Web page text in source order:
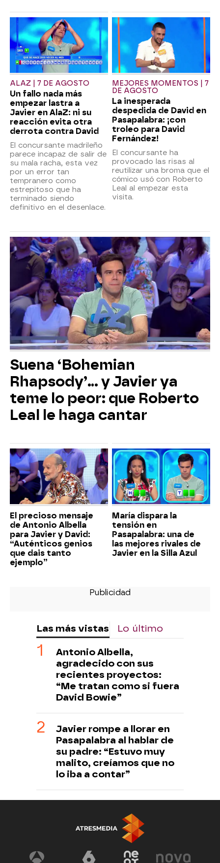
ALAZ | 7 DE AGOSTO
Un fallo nada más
empezar lastra a
Javier en AlaZ: ni su
reacción evita otra
derrota contra David
El concursante madrileño
parece incapaz de salir de
su mala racha, esta vez
por un error tan
tempranero como
estrepitoso que ha
terminado siendo
definitivo en el desenlace.
MEJORES MOMENTOS | 7
DE AGOSTO
La inesperada
despedida de David en
Pasapalabra: ¡con
troleo para David
Fernández!
El concursante ha
provocado las risas al
reutilizar una broma que el
cómico usó con Roberto
Leal al empezar esta
visita.
Suena ‘Bohemian
Rhapsody’... y Javier ya
teme lo peor: que Roberto
Leal le haga cantar
El precioso mensaje
de Antonio Albella
para Javier y David:
“Auténticos genios
que dais tanto
ejemplo”
María dispara la
tensión en
Pasapalabra: una de
las mejores rivales de
Javier en la Silla Azul
Las más vistas Lo último
Antonio Albella,
agradecido con sus
recientes proyectos:
“Me tratan como si fuera
David Bowie”
Javier rompe a llorar en
Pasapalabra al hablar de
su padre: “Estuvo muy
malito, creíamos que no
lo iba a contar”